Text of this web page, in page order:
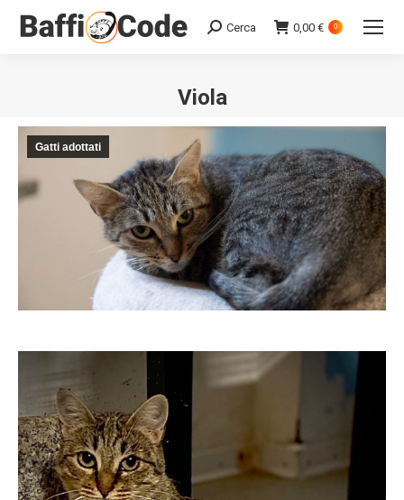
Search:
Cerca 0,00 € 0
Viola
Gatti adottati